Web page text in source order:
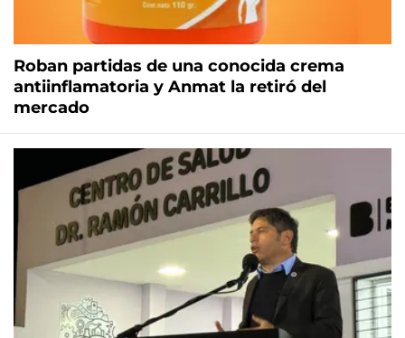
Roban partidas de una conocida crema
antiinflamatoria y Anmat la retiró del
mercado